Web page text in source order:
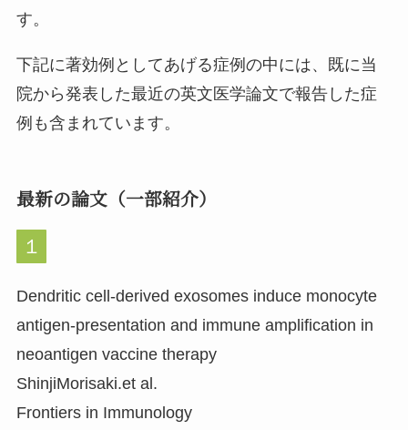
す。
下記に著効例としてあげる症例の中には、既に当
院から発表した最近の英文医学論文で報告した症
例も含まれています。
最新の論文（一部紹介）
１
Dendritic cell-derived exosomes induce monocyte
antigen-presentation and immune amplification in
neoantigen vaccine therapy
ShinjiMorisaki.et al.
Frontiers in Immunology